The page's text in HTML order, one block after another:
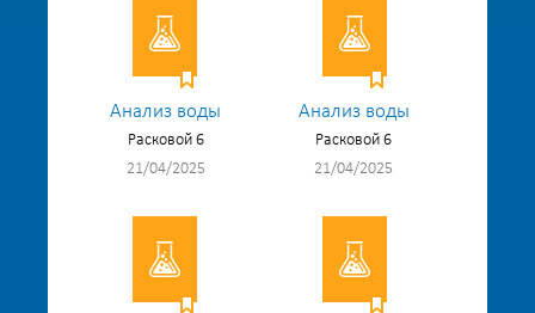
Анализ воды
Расковой 6
21/04/2025
Анализ воды
Расковой 6
21/04/2025